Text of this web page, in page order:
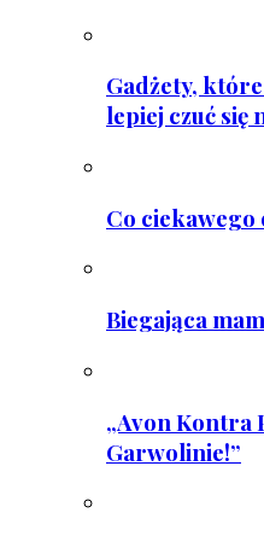
Gadżety,
lepiej czuć się
Co ciekawego
Biegająca
„Avon Kontra
Garwolinie!”